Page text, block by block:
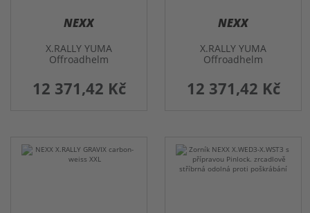
NEXX
X.RALLY YUMA
Offroadhelm
12 371,42 Kč
NEXX
X.RALLY YUMA
Offroadhelm
12 371,42 Kč